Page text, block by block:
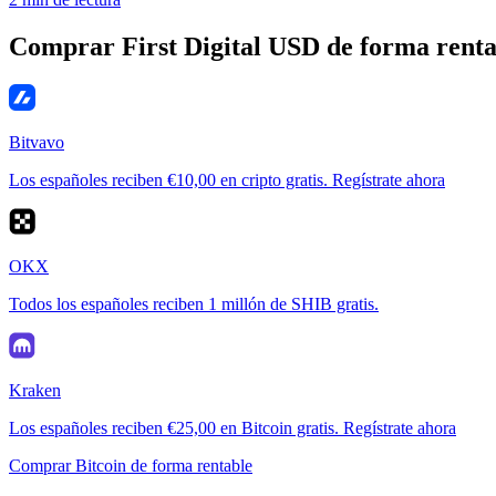
Comprar First Digital USD de forma
Bitvavo
Los españoles reciben €10,00 en cripto gratis. Regístrate ahora
OKX
Todos los españoles reciben 1 millón de SHIB gratis.
Kraken
Los españoles reciben €25,00 en Bitcoin gratis. Regístrate ahora
Comprar Bitcoin de forma rentable